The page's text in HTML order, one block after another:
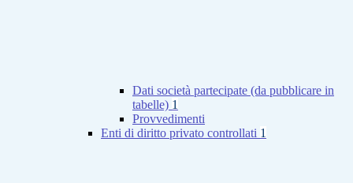
Dati società partecipate (da pubblicare in
tabelle) 1
Provvedimenti
Enti di diritto privato controllati 1